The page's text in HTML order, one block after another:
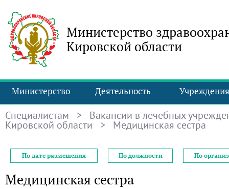
Министерство
Кировской области
Министерство Деятельность Учреждения
Специалистам > Вакансии в лечебных
Кировской области > Медицинская сестра
По дате размещения По должности По
Медицинская сестра